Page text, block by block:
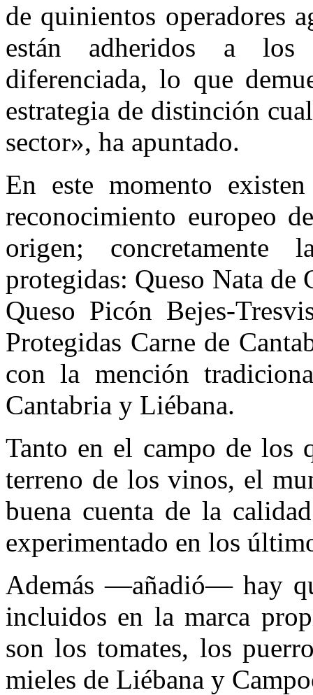
de quinientos operadores
están adheridos a los
diferenciada, lo que
estrategia de distinción
sector», ha apuntado.
En este momento
reconocimiento europeo
origen; concretamente
protegidas: Queso Nata de
Queso Picón Bejes-
Protegidas Carne de
con la mención
Cantabria y Liébana.
Tanto en el campo de los
terreno de los vinos, el
buena cuenta de la
experimentado en los
Además —añadió— hay
incluidos en la marca
son los tomates, los
mieles de Liébana y